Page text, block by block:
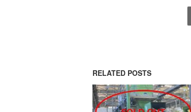
RELATED POSTS